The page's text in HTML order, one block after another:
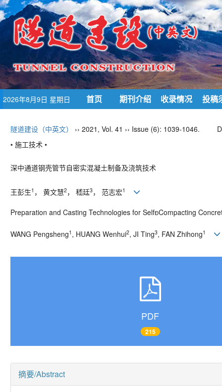
2026年8月9日 星期日 首页 期刊介绍 收录情况 投稿
隧道建设（中英文） ›› 2021, Vol. 41 ›› Issue (6): 1039-1046.
• 施工技术 •
深中通道钢壳管节自密实混凝土制备及浇筑技术
王彭生1 ， 黄文慧2， 嵇廷3， 范志宏1
Preparation and Casting Technologies for SelfCompacting
WANG Pengsheng1 , HUANG Wenhui2, JI Ting3, FAN Zhihong1
PDF
215
摘要/Abstract